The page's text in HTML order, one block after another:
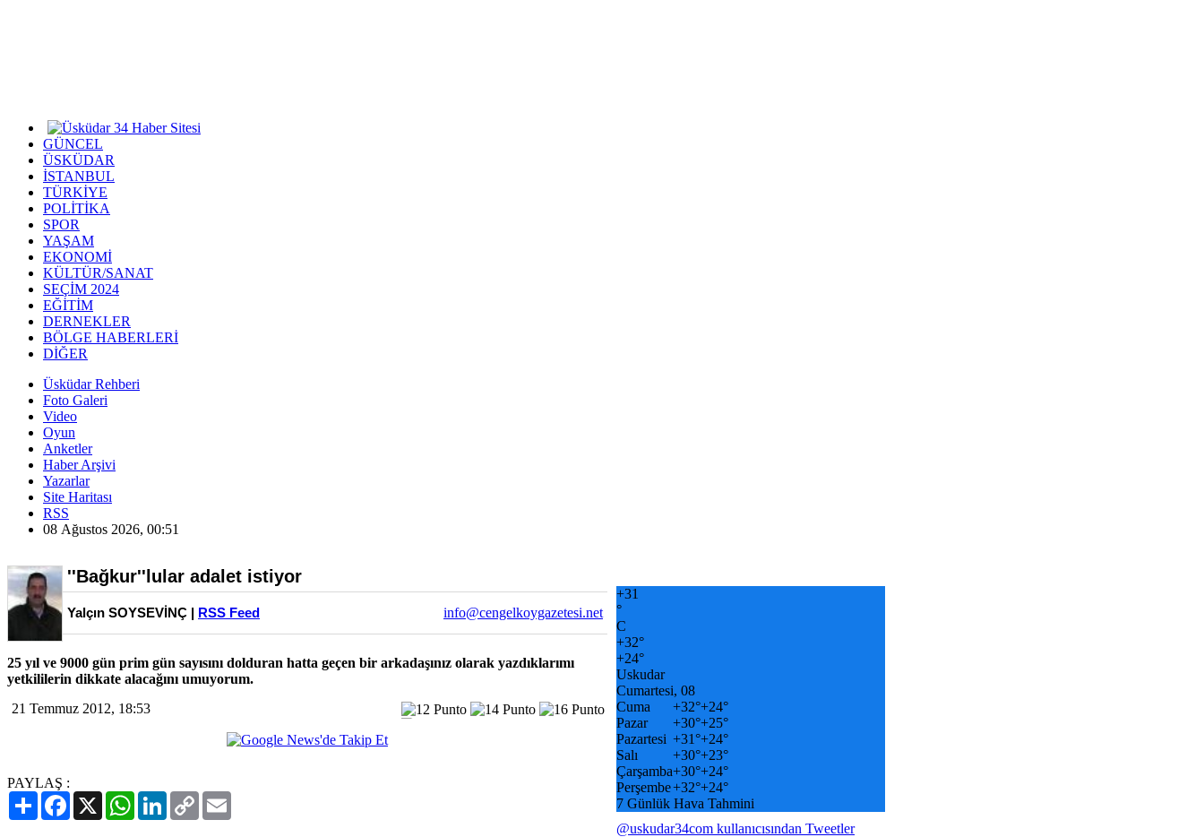
GÜNCEL
ÜSKÜDAR
İSTANBUL
TÜRKİYE
POLİTİKA
SPOR
YAŞAM
EKONOMİ
KÜLTÜR/SANAT
SEÇİM 2024
EĞİTİM
DERNEKLER
BÖLGE HABERLERİ
DİĞER
Üsküdar Rehberi
Foto Galeri
Video
Oyun
Anketler
Haber Arşivi
Yazarlar
Site Haritası
RSS
08 Ağustos 2026, 00:51
''Bağkur''lular adalet istiyor
Yalçın SOYSEVİNÇ | RSS Feed info@cengelkoygazetesi.net
25 yıl ve 9000 gün prim gün sayısını dolduran hatta geçen bir arkadaşınız olarak yazdıklarımı
yetkililerin dikkate alacağını umuyorum.
21 Temmuz 2012, 18:53
PAYLAŞ :
PaylaşFacebook
X WhatsAppLinkedIn
Copy
Link
+31
°
C
+32°
+24°
Uskudar
Cumartesi, 08
Cuma
+32°+24°
Pazar
+30°+25°
Pazartesi +31°+24°
Salı
+30°+23°
Çarşamba+30°+24°
Perşembe+32°+24°
7 Günlük Hava Tahmini
@uskudar34com kullanıcısından Tweetler